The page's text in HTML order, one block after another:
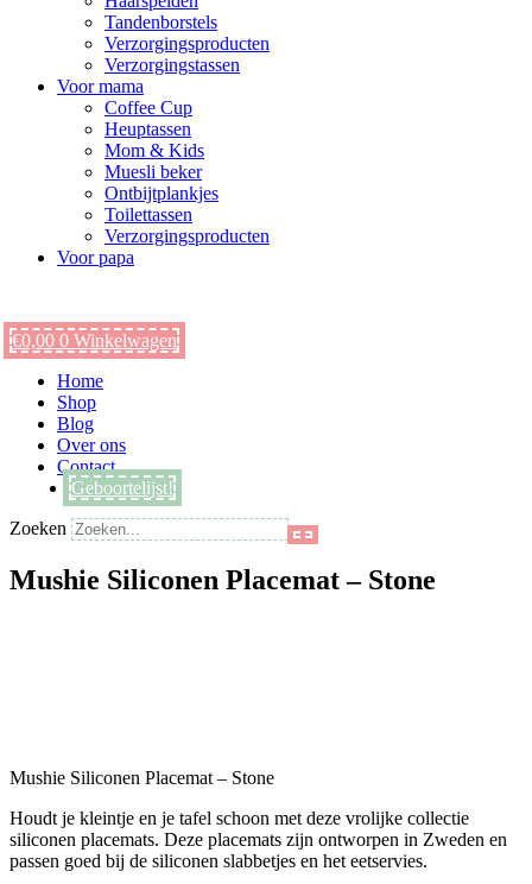
Tandenborstels
Verzorgingsproducten
Verzorgingstassen
Voor mama
Coffee Cup
Heuptassen
Mom & Kids
Muesli beker
Ontbijtplankjes
Toilettassen
Verzorgingsproducten
Voor papa
€0,00 0 Winkelwagen
Main
Menu
Home
Shop
Blog
Over ons
Contact
Geboortelijst!
Zoeken
Mushie Siliconen Placemat – Stone
Mushie Siliconen Placemat – Stone
Houdt je kleintje en je tafel schoon met deze vrolijke collectie
siliconen placemats. Deze placemats zijn ontworpen in Zweden en
passen goed bij de siliconen slabbetjes en het eetservies.